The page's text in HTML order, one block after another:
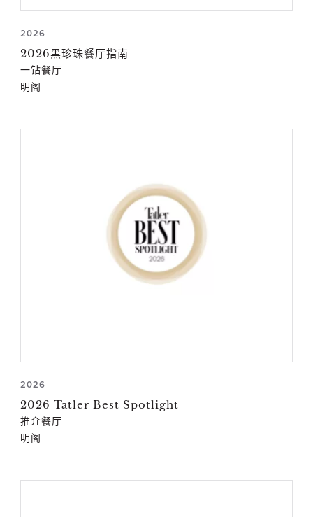
2026
2026黑珍珠餐厅指南
一钻餐厅
明阁
2026
2026 Tatler Best Spotlight
推介餐厅
明阁